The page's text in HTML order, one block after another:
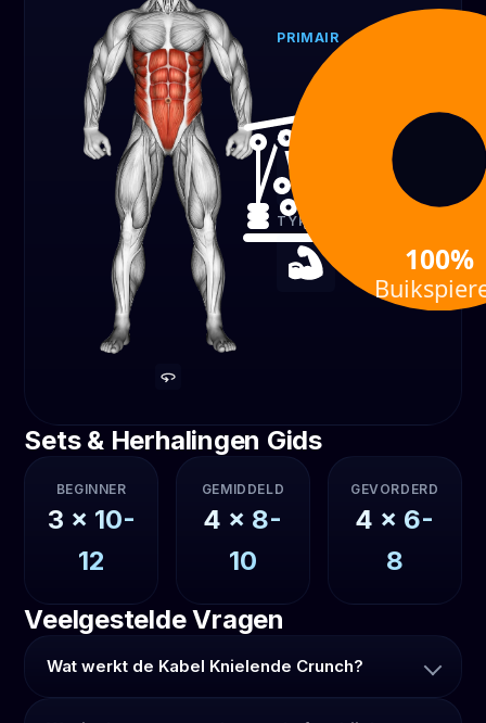
PRIMAIR
APPARATUUR
TYPE OEFENING
100%
Sets & Herhalingen Gids
BEGINNER
3 x 10-
12
GEMIDDELD
4 x 8-
10
GEVORDERD
4 x 6-
8
Veelgestelde Vragen
Wat werkt de Kabel Knielende Crunch?